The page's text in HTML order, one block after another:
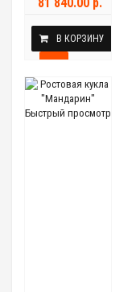
В КОРЗИНУ
Быстрый просмотр